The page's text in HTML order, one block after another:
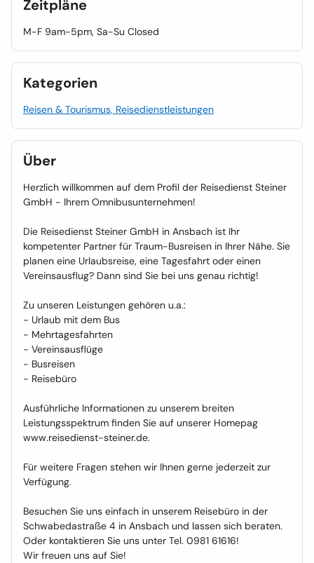
Zeitpläne
M-F 9am-5pm, Sa-Su Closed
Kategorien
Reisen & Tourismus, Reisedienstleistungen
Über
Herzlich willkommen auf dem Profil der Reisedienst Steiner
GmbH - Ihrem Omnibusunternehmen!
Die Reisedienst Steiner GmbH in Ansbach ist Ihr
kompetenter Partner für Traum-Busreisen in Ihrer Nähe. Sie
planen eine Urlaubsreise, eine Tagesfahrt oder einen
Vereinsausflug? Dann sind Sie bei uns genau richtig!
Zu unseren Leistungen gehören u.a.:
- Urlaub mit dem Bus
- Mehrtagesfahrten
- Vereinsausflüge
- Busreisen
- Reisebüro
Ausführliche Informationen zu unserem breiten
Leistungsspektrum finden Sie auf unserer Homepag
www.reisedienst-steiner.de.
Für weitere Fragen stehen wir Ihnen gerne jederzeit zur
Verfügung.
Besuchen Sie uns einfach in unserem Reisebüro in der
Schwabedastraße 4 in Ansbach und lassen sich beraten.
Oder kontaktieren Sie uns unter Tel. 0981 61616!
Wir freuen uns auf Sie!